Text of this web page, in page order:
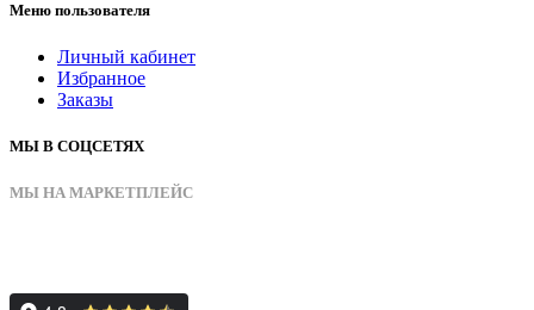
Меню пользователя
Личный кабинет
Избранное
Заказы
МЫ В СОЦСЕТЯХ
МЫ НА МАРКЕТПЛЕЙС